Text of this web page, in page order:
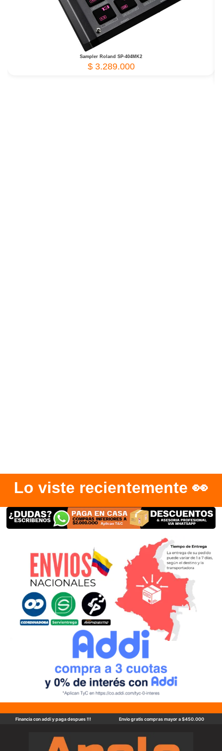
Sampler Roland SP-404MK2
$3.289.000
Lo viste recientemente 👀
Financia con addi y paga despues !!! Envio gratis compras mayor a $450.000